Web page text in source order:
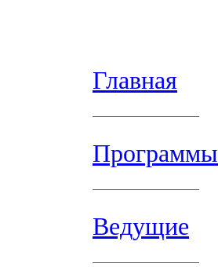
Главная
Программы
Ведущие